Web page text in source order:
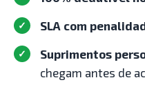
SLA com
Suprimentos
chegam antes de